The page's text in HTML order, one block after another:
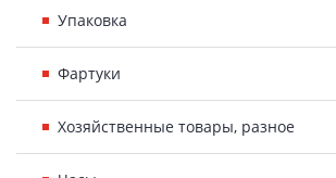
Упаковка
Фартуки
Хозяйственные товары, разное